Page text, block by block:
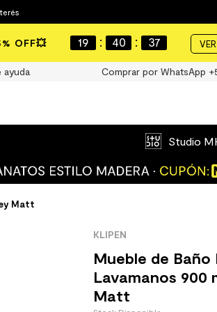
OFF💥 19 : 40 : 36
ayuda Comprar por WhatsApp
Studio
Matt
KLIPEN
Mueble de Baño
Lavamanos 900
Matt